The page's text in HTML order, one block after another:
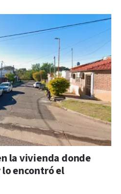
la vivienda donde
lo encontró el